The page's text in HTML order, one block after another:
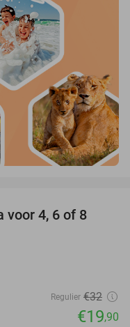
voor 4, 6 of 8
Regulier €32
€19,90